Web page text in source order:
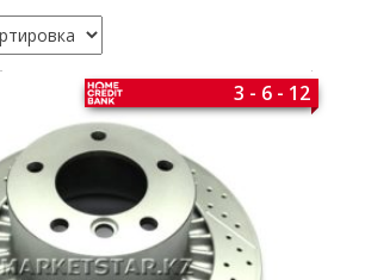
3 - 6 - 12